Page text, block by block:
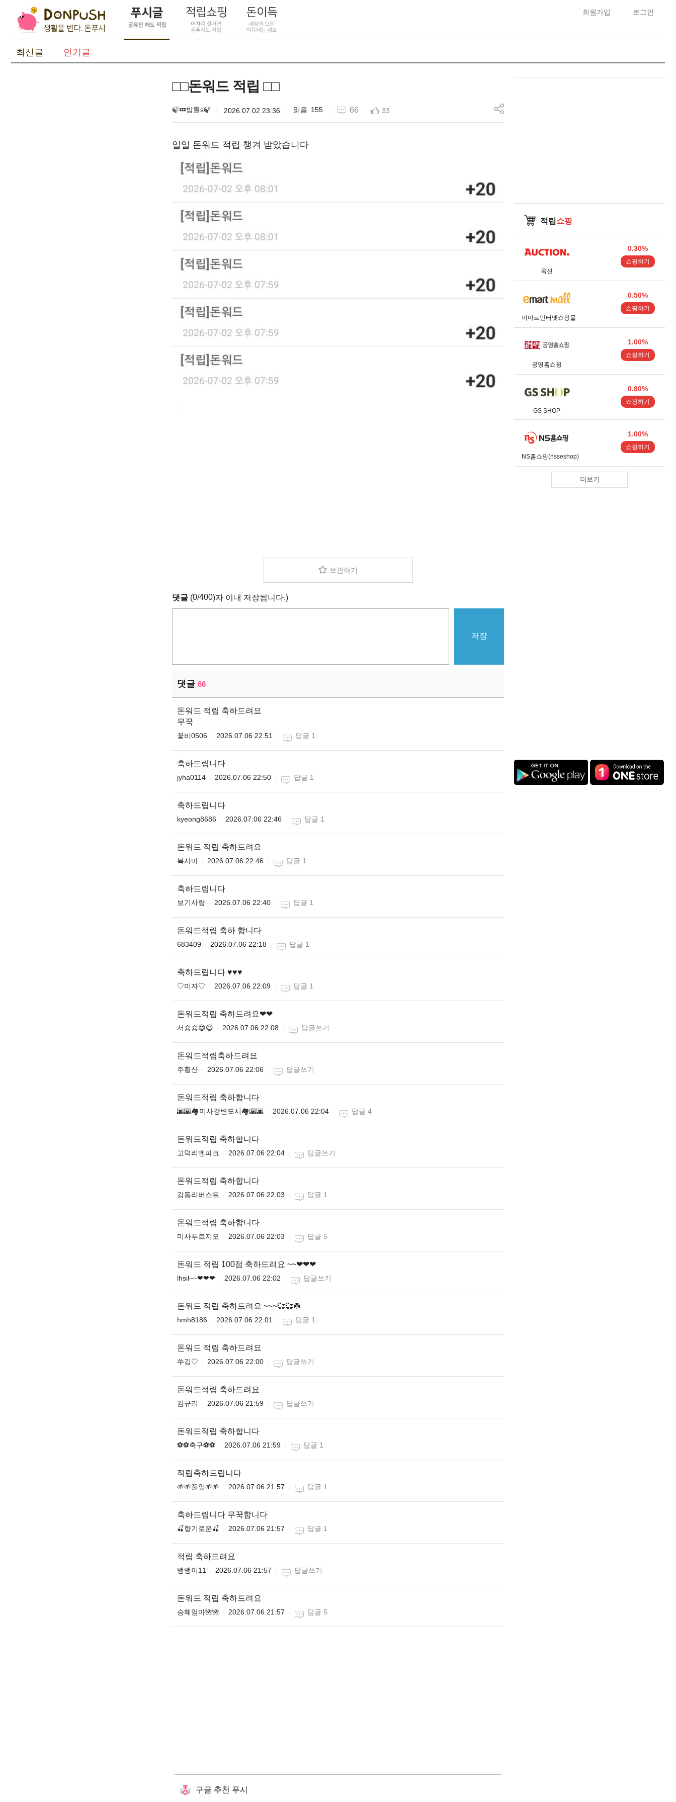
회원가입 로그인
최신글 인기글
□□돈워드 적립 □□
🍃💤밤톨s🍃 2026.07.02 23:36 155 66 33
일일 돈워드 적립 챙겨 받았습니다
보관하기
댓글 (0/400)자 이내 저장됩니다.)
저장
댓글 66
돈워드 적립 축하드려요
무꾹
꽃비0506 2026.07.06 22:51 답글 1
축하드립니다
jyha0114 2026.07.06 22:50 답글 1
축하드립니다
kyeong8686 2026.07.06 22:46 답글 1
돈워드 적립 축하드려요
복사마 2026.07.06 22:46 답글 1
축하드립니다
보기사랑 2026.07.06 22:40 답글 1
돈워드적립 축하 합니다
683409 2026.07.06 22:18 답글 1
축하드립니다 ♥️♥️♥️
♡미자♡ 2026.07.06 22:09 답글 1
돈워드적립 축하드려요❤❤
서슝슝😄😄 2026.07.06 22:08 답글쓰기
돈워드적립축하드려요
주황산 2026.07.06 22:06 답글쓰기
돈워드적립 축하합니다
🌆🌇🏘미사강변도시🏘🌇🌆 2026.07.06 22:04 답글 4
돈워드적립 축하합니다
고덕리엔파크 2026.07.06 22:04 답글쓰기
돈워드적립 축하합니다
강동리버스트 2026.07.06 22:03 답글 1
돈워드적립 축하합니다
미사푸르지오 2026.07.06 22:03 답글 5
돈워드 적립 100점 축하드려요 ~~❤❤❤
lhsil~~❤❤❤ 2026.07.06 22:02 답글쓰기
돈워드 적립 축하드려요 ~~~💞💞☘️
hmh8186 2026.07.06 22:01 답글 1
돈워드 적립 축하드려요
쑤깅♡ 2026.07.06 22:00 답글쓰기
돈워드적립 축하드려요
김규리 2026.07.06 21:59 답글쓰기
돈워드적립 축하합니다
⚽️⚽️축구⚽️⚽️ 2026.07.06 21:59 답글 1
적립축하드립니다
🌱🌱풀잎🌱🌱 2026.07.06 21:57 답글 1
축하드립니다 무꾹합니다
🍒향기로운🍒 2026.07.06 21:57 답글 1
적립 축하드려요
뱅뱅이11 2026.07.06 21:57 답글쓰기
돈워드 적립 축하드려요
승혜엄마🌺🌺 2026.07.06 21:57 답글 5
구글 추천 푸시
적립쇼핑
옥션
0.30%
쇼핑하기
이마트인터넷쇼핑몰
0.50%
쇼핑하기
공영홈쇼핑
1.00%
쇼핑하기
GS SHOP
0.80%
쇼핑하기
NS홈쇼핑(nsseshop)
1.00%
쇼핑하기
더보기